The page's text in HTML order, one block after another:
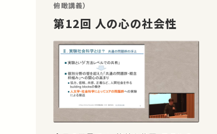
俯瞰講義）
第12回 人の心の社会性